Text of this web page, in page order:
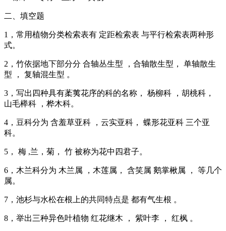
二、填空题
1，常用植物分类检索表有 定距检索表 与平行检索表两种形
式。
2，竹依据地下部分分 合轴丛生型 ，合轴散生型， 单轴散生
型 ， 复轴混生型 。
3，写出四种具有葇荑花序的科的名称， 杨柳科 ，胡桃科，
山毛榉科 ，桦木科。
4，豆科分为 含羞草亚科 ，云实亚科， 蝶形花亚科 三个亚
科。
5， 梅 ,兰，菊， 竹 被称为花中四君子。
6，木兰科分为 木兰属 ，木莲属， 含笑属 鹅掌楸属 ， 等几个
属。
7，池杉与水松在根上的共同特点是 都有气生根 。
8，举出三种异色叶植物 红花继木 ， 紫叶李 ， 红枫 。